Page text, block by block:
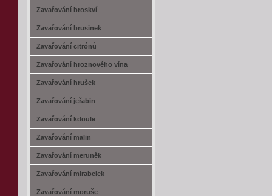
Zavařování broskví
Zavařování brusinek
Zavařování citrónů
Zavařování hroznového vína
Zavařování hrušek
Zavařování jeřabin
Zavařování kdoule
Zavařování malin
Zavařování meruněk
Zavařování mirabelek
Zavařování moruše